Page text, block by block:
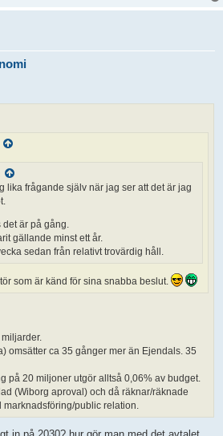
lika frågande själv när jag ser att det är jag
det är på gång.
gällande minst ett år.
sedan från relativt trovärdig håll.
som är känd för sina snabba beslut.
omsätter ca 35 gånger mer än Ejendals. 35
på 20 miljoner utgör alltså 0,06% av budget.
(Wiborg aproval) och då räknar/räknade
marknadsföring/public relation.